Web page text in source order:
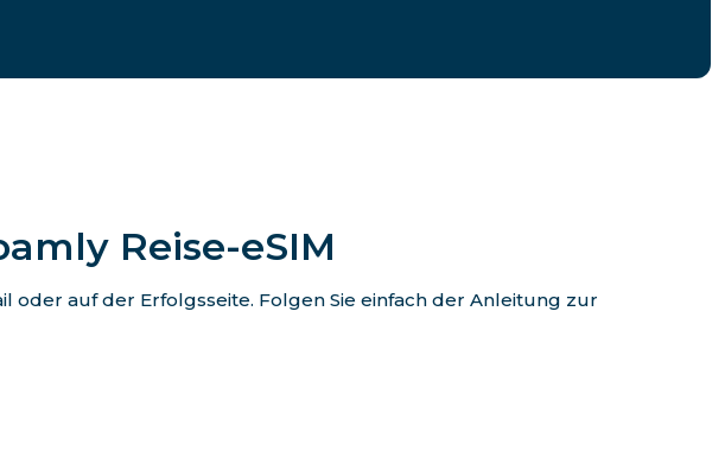
Reise-eSIM
oder auf der Erfolgsseite. Folgen Sie einfach der Anleitung zur